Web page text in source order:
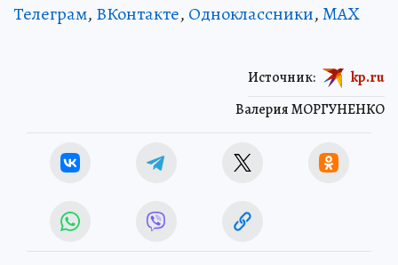
Телеграм, ВКонтакте, Одноклассники,MAX
Валерия МОРГУНЕНКО
Источник: kp.ru